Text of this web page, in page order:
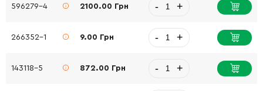
596279-4 2100.00 Грн - +
266352-1 9.00 Грн - +
143118-5 872.00 Грн - +